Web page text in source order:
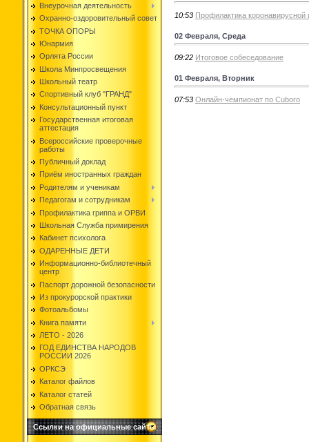
Внеурочная деятельность
Охранно-оздоровительный совет
ТОЧКА ОПОРЫ
Юнармия
Орлята России
Школа Минпросвещения
Школьный театр
Спортивный клуб "ГРАНД"
Консультационный пункт
Государственная итоговая
аттестация
Всероссийские проверочные
работы
Публичный доклад
Приём иностранных граждан
Родителям и ученикам
Педагогам и сотрудникам
Профилактика гриппа и ОРВИ
Школьная Служба примирения
Кабинет психолога
ОДАРЕННЫЕ ДЕТИ
Информационно-библиотечный
центр
Паспорт дорожной безопасности
Из прокурорской практики
Фотоальбомы
Книга памяти
ЛЕТО - 2026
ГОД ЕДИНСТВА НАРОДОВ
РОССИИ 2026
ОРКСЭ
Каталог файлов
Каталог статей
Обратная связь
Ссылки на официальные сайты
10:53 Профилактика коронавирусной
02 Февраля, Среда
09:22 Итоговое собеседование
01 Февраля, Вторник
07:53 Онлайн-чемпионат по Cuboro